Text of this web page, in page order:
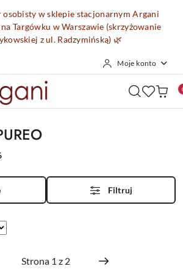
głównej
konto
głównegow sklepie stacjonarnym Argani
Targówku w Warszawie (skrzyżowanie
z ul. Radzymińską) 🌿
Moje konto
Filtruj